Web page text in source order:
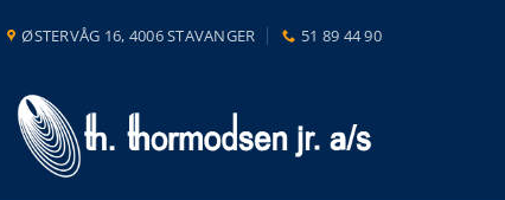
ØSTERVÅG 16, 4006 STAVANGER 51 89 44 90